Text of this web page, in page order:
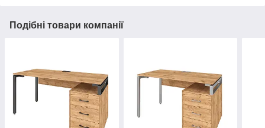
Подібні товари компанії